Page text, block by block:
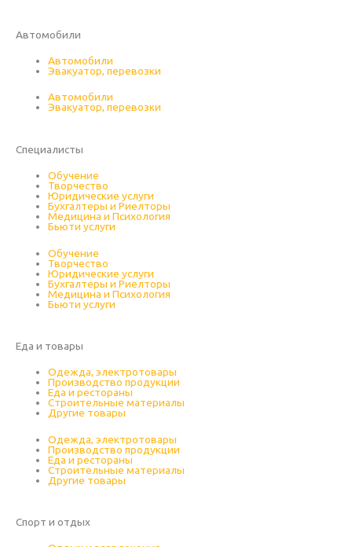
Автомобили
Автомобили
Эвакуатор, перевозки
Автомобили
Эвакуатор, перевозки
Специалисты
Обучение
Творчество
Юридические услуги
Бухгалтеры и Риелторы
Медицина и Психология
Бьюти услуги
Обучение
Творчество
Юридические услуги
Бухгалтеры и Риелторы
Медицина и Психология
Бьюти услуги
Еда и товары
Одежда, электротовары
Производство продукции
Еда и рестораны
Строительные материалы
Другие товары
Одежда, электротовары
Производство продукции
Еда и рестораны
Строительные материалы
Другие товары
Спорт и отдых